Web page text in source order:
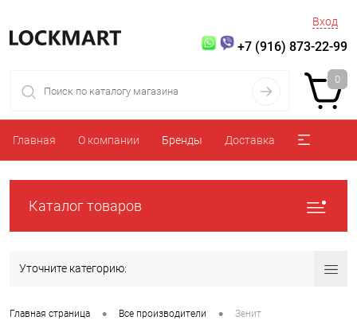
Вход
+7 (916) 873-22-99
0
Главная О компании Бренды Доставка
Каталог товаров
Уточните категорию:
Главная страница • Все производители • Зенит